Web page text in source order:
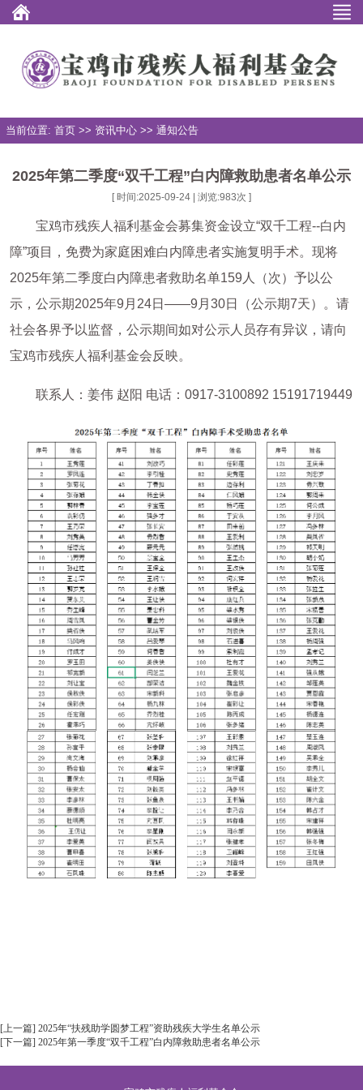
当前位置: 首页 >> 资讯中心 >> 通知公告
2025年第二季度“双千工程”白内障救助患者名单公示
[ 时间:2025-09-24 | 浏览:983次 ]
宝鸡市残疾人福利基金会募集资金设立“双千工程--白内
障”项目，免费为家庭困难白内障患者实施复明手术。现将
2025年第二季度白内障患者救助名单159人（次）予以公
示，公示期2025年9月24日——9月30日（公示期7天）。请
社会各界予以监督，公示期间如对公示人员存有异议，请向
宝鸡市残疾人福利基金会反映。
联系人：姜伟 赵阳 电话：0917-3100892 15191719449
[上一篇] 2025年“扶残助学圆梦工程”资助残疾大学生名单公示
[下一篇] 2025年第一季度“双千工程”白内障救助患者名单公示